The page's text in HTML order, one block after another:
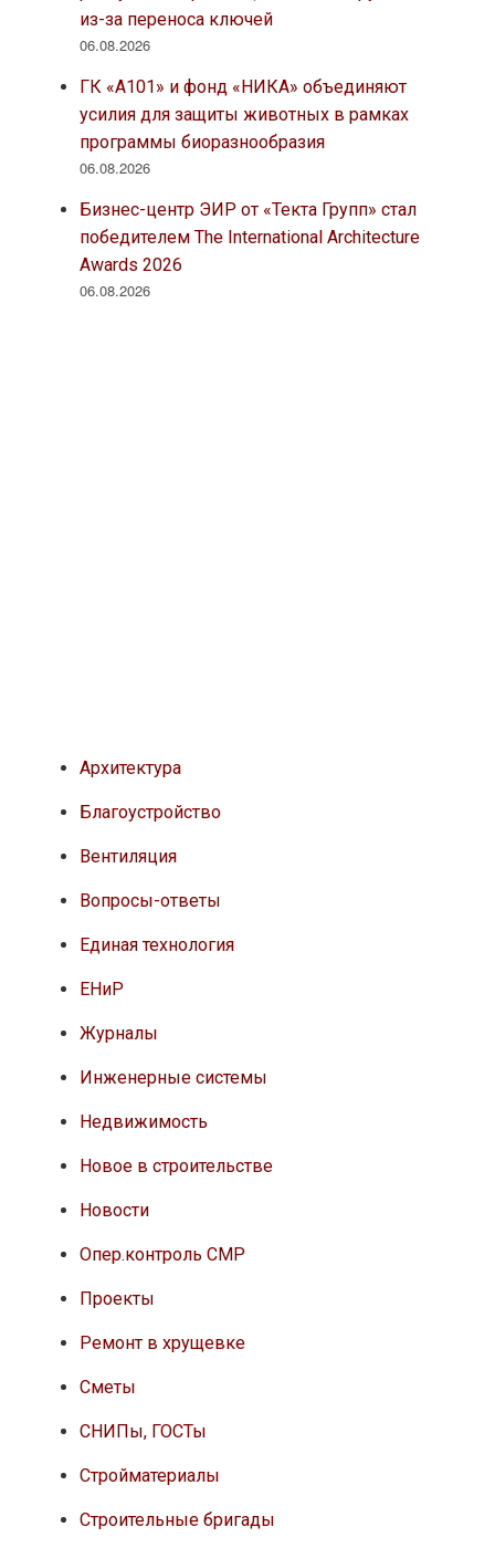
из-за переноса ключей
06.08.2026
ГК «А101» и фонд «НИКА» объединяют
усилия для защиты животных в рамках
программы биоразнообразия
06.08.2026
Бизнес-центр ЭИР от «Текта Групп» стал
победителем The International Architecture
Awards 2026
06.08.2026
Архитектура
Благоустройство
Вентиляция
Вопросы-ответы
Единая технология
ЕНиР
Журналы
Инженерные системы
Недвижимость
Новое в строительстве
Новости
Опер.контроль СМР
Проекты
Ремонт в хрущевке
Сметы
СНИПы, ГОСТы
Стройматериалы
Строительные бригады